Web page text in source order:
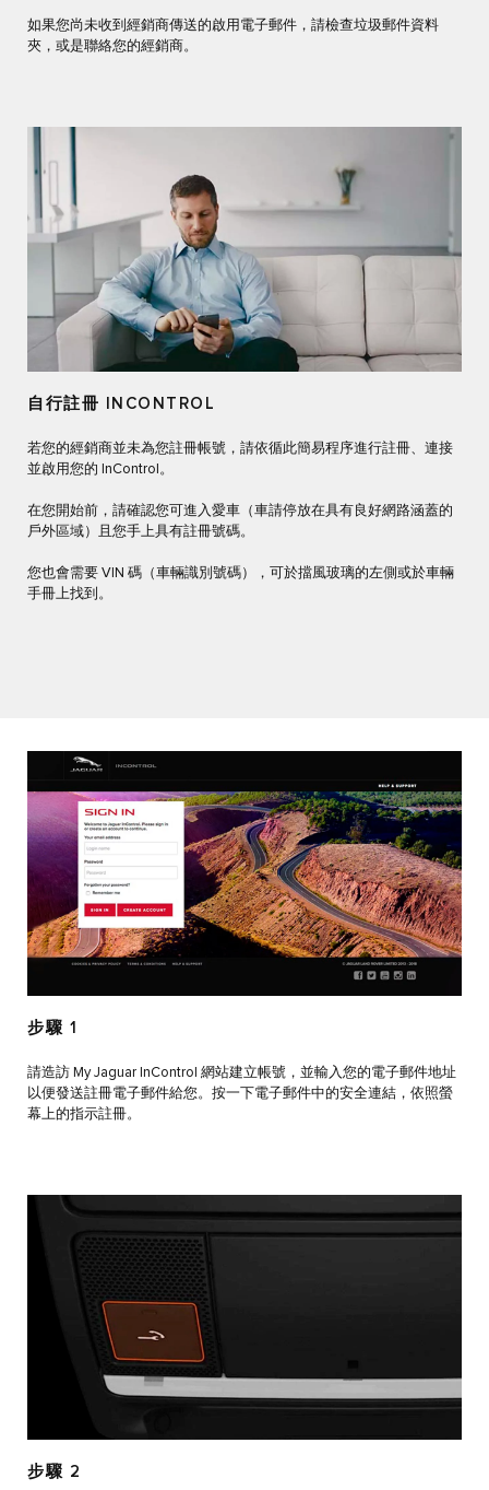
如果您尚未收到經銷商傳送的啟用電子郵件，請檢查垃圾郵件資料
夾，或是聯絡您的經銷商。
自行註冊 INCONTROL
若您的經銷商並未為您註冊帳號，請依循此簡易程序進行註冊、連接
並啟用您的 InControl。
在您開始前，請確認您可進入愛車（車請停放在具有良好網路涵蓋的
戶外區域）且您手上具有註冊號碼。
您也會需要 VIN 碼（車輛識別號碼），可於擋風玻璃的左側或於車輛
手冊上找到。
步驟 1
請造訪 My Jaguar InControl 網站建立帳號，並輸入您的電子郵件地址
以便發送註冊電子郵件給您。按一下電子郵件中的安全連結，依照螢
幕上的指示註冊。
步驟 2